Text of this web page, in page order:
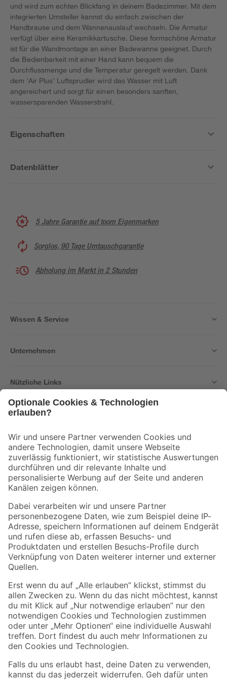
und wird zum echten Blickfang in deinem Badezimmer. Mit dem
integrierten Umsteller kannst du einfach zwischen der
Handbrause und dem Wannenauslauf wechseln. Die Armatur
verfügt über eine Keramikkartusche. Diese formschöne Armatur
ist für die Wandmontage an einer Badewanne geeignet. Durch
die Bedienbarkeit mit einer Hand kann bequem die
Durchflussmenge und die Temperatur geregelt werden. Dank
dem 'Air Plus' Luftsprudler wird das Wasser mit Luft
angereichert und sorgt für einen besonders sanften,
wassersparenden Wasserstrahl.
Eigenschaften
Datenblätter
5 Jahre Garantie auf toom Eigenmarken
Sorglos, 90 Tage Umtauschgarantie
Abholung im Markt in 2 Stunden
Wissen & Service
Unternehmen
Nützliche Links
Der toom Newsletter: Keine Angebote und Aktionen mehr verpassen!
Zur Newsletter Anmeldung
Folge uns
Zahlungsarten Versandarten
Sicher einkaufen
Jetzt die toom-App herunterladen
Alle Preisangaben in EUR inkl. gesetzl. MwSt.. Die dargestellten Angebote sind unter